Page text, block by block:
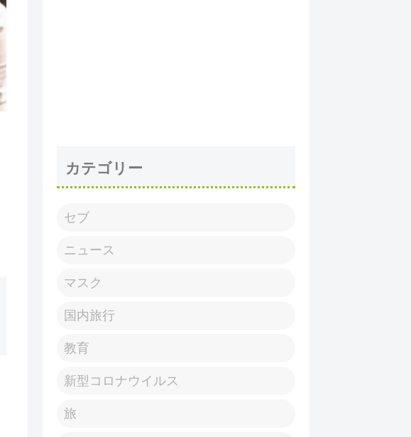
カテゴリー
セブ
ニュース
マスク
国内旅行
教育
新型コロナウイルス
旅